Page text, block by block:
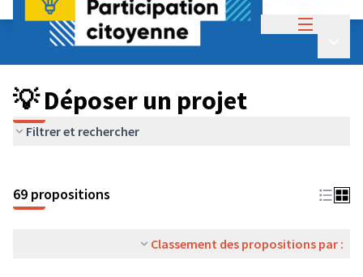
Budget Participatif ADULTE 2024
💡 Déposer un projet
💡 Déposer un projet
Filtrer et rechercher
69 propositions
Classement des propositions par :